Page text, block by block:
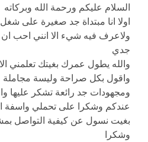
السلام عليكم ورحمة الله وبركاته
اولا انا مبتداة جد صغيرة على
ولاعرف فيه شيء الا انني احب
جدي
والله يطول عمرك بغيتك تعلمني
واقول بكل صراحة وليسة مجاملة
ومجهودات جد رائعة تشكر عليها
عندكم وشكرا على تحملي واسفة
بغيت نسول عن كيفية التواصل
وشكرا